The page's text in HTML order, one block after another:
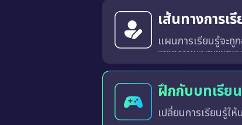
เส้นทางการเ
แผนการเรียนรู้จะถู
ฝึกกับบทเรีย
เปลี่ยนการเรียนรู้ใ